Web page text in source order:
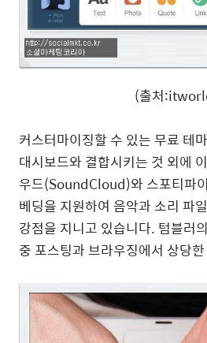
(출처
커스터마이징할 수 있는 무료 테
대시보드와 결합시키는 것 외에
우드(SoundCloud)와 스포티파
베딩을 지원하여 음악과 소리 파
강점을 지니고 있습니다. 텀블러
중 포스팅과 브라우징에서 상당